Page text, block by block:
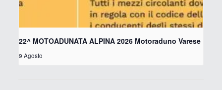
22^ MOTOADUNATA ALPINA 2026 Motoraduno Varese
9 Agosto